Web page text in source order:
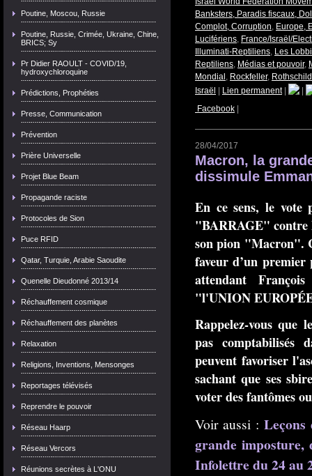
Poutine, Moscou, Russie
Poutine, Russie, Crimée, Ukraine, Chine,
BRICS; Sy
Pr Didier RAOULT - COVID/19,
hydroxychloroquine
Prédictions, Prophéties
Presse, Communication
Prévention
Prière Universelle
Projet Blue Beam
Propagande raciste
Protocoles de Sion
Puce RFID
Qatar, Turquie, Arabie Saoudite
Quenelle Dieudonné 2013/14
Réchauffement cosmique
Réchauffement des planètes
Relaxation
Religions, Inventions, Mensonges
Reportages télévisés
Reprendre le pouvoir
Réseau Haarp
Réseau Vercors
Réunions secrètes à L'ONU
Banksters, Paradis fiscaux,
Complot, Corruption, Europe,
Lucifériens, France/Israël/
Illuminati-Reptiliens, Les
Reptiliens, Médias et pouvoir,
Mondial , Rockfeller,
Israël
Lien permanent|
Facebook
28/04/2017
Macron, la
dissimule
En ce sens, le vote
"BARRAGE" contre
son pion "Macron".
faveur d’un
attendant
"l'UNION
Rappelez-vous que
pas comptabilisés
peuvent favoriser
sachant que ses
voter des fantômes
Voir aussi :
grande imposture,
Infolettre du 24 au